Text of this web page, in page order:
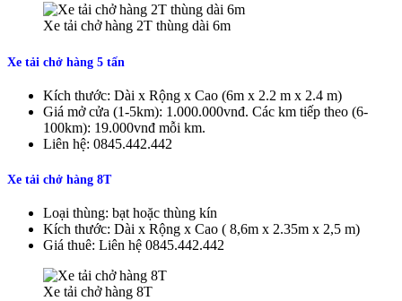
Xe tải chở hàng 2T thùng dài 6m
Xe tải chở hàng 5 tấn
Kích thước: Dài x Rộng x Cao (6m x 2.2 m x 2.4 m)
Giá mở cửa (1-5km): 1.000.000vnđ. Các km tiếp theo (6-
100km): 19.000vnđ mỗi km.
Liên hệ: 0845.442.442
Xe tải chở hàng 8T
Loại thùng: bạt hoặc thùng kín
Kích thước: Dài x Rộng x Cao ( 8,6m x 2.35m x 2,5 m)
Giá thuê: Liên hệ 0845.442.442
Xe tải chở hàng 8T